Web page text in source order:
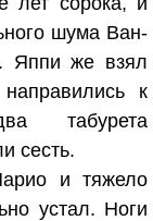
шума Ван-
Яппи же взял
к
табурета
сесть.
и тяжело
устал. Ноги